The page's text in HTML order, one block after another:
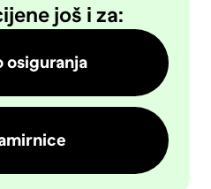
još i za:
osiguranja